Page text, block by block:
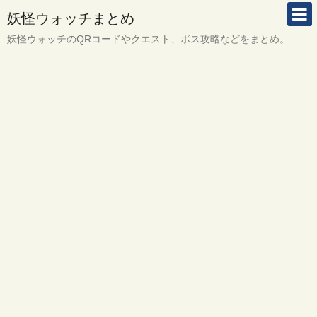
妖怪ウォッチまとめ
妖怪ウォッチのQRコードやクエスト、ボス攻略などをまとめ。